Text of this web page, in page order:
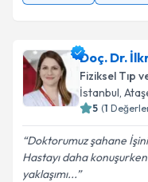
Doç. Dr.
Fiziksel Tıp
İstanbul,
5 (1
Doktorumuz şahane
Hastayı daha
yaklaşımı...